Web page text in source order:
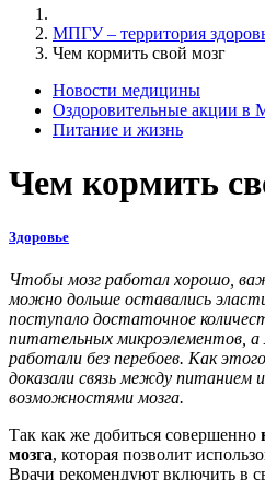
МПГУ – территория
Чем кормить свой мозг
Новости медицины
Оздоровительные акции
Питание и жизнь
Чем кормить
Здоровье
Чтобы мозг работал хорошо,
можно дольше оставались
поступало достаточное
питательных микроэлементов,
работали без перебоев. Как
доказали связь между питанием
возможностями мозга.
Так как же добиться совершенно
мозга, которая позволит
Врачи рекомендуют включить в